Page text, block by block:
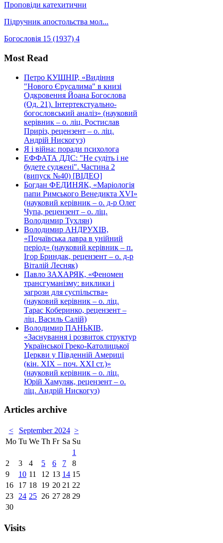
Проповіди катехитични
Підручник апостольства мол...
Богословія 15 (1937) 4
Most Read
Петро КУШНІР, «Видіння
"Нового Єрусалима" в книзі
Одкровення Йоана Богослова
(Од. 21). Інтертекстуально-
богословський аналіз» (науковий
керівник – о. ліц. Ростислав
Приріз, рецензент – о. ліц.
Андрій Нискогуз)
Я і війна: поради психолога
ЕФФАТА ДДС: "Не судіть і не
будете суджені". Частина 2
(випуск №40) [ВІДЕО]
Богдан ФЕДИНЯК, «Маріологія
папи Римського Венедикта XVI»
(науковий керівник – о. д-р Олег
Чупа, рецензент – о. ліц.
Володимир Тухлян)
Володимир АНДРУХІВ,
«Почаївська лавра в унійний
період» (науковий керівник – п.
Ігор Бриндак, рецензент – о. д-р
Віталій Лесняк)
Павло ЗАХАРЯК, «Феномен
трансгуманізму: виклики і
загрози для суспільства»
(науковий керівник – о. ліц.
Тарас Коберинко, рецензент –
ліц. Василь Салій)
Володимир ПАНЬКІВ,
«Заснування і розвиток структур
Української Греко-Католицької
Церкви у Південній Америці
(кін. ХІХ – поч. ХХІ ст.)»
(науковий керівник – о. ліц.
Юрій Хамуляк, рецензент – о.
ліц. Андрій Нискогуз)
Articles archive
< September 2024 >
Mo Tu We Th Fr Sa Su
1
2
3 4 5 6 7
8
9
10 11 12 13 14 15
16
17 18 19 20 21 22
23
24 25 26 27 28 29
30
Visits